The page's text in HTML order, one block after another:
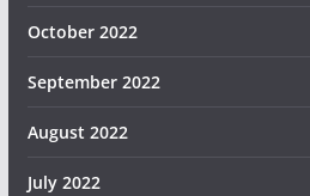
October 2022
September 2022
August 2022
July 2022